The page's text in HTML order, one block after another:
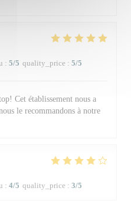
: 5/5 quality_price : 5/5
Cet établissement nous a
le recommandons à notre
: 4/5 quality_price : 3/5